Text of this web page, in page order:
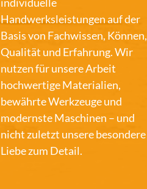
Handwerksleistungen auf der
Basis von Fachwissen, Können,
Qualität und Erfahrung. Wir
nutzen für unsere Arbeit
hochwertige Materialien,
bewährte Werkzeuge und
modernste Maschinen – und
nicht zuletzt unsere besondere
Liebe zum Detail.